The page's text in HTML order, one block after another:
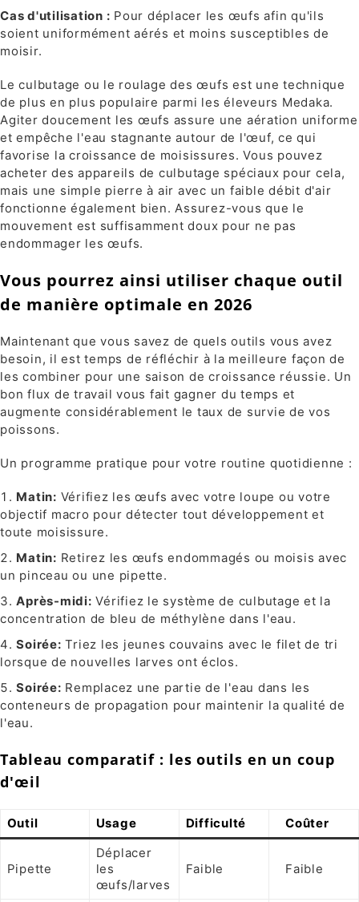
Cas d'utilisation : Pour déplacer les œufs afin qu'ils
soient uniformément aérés et moins susceptibles de
moisir.
Le culbutage ou le roulage des œufs est une technique
de plus en plus populaire parmi les éleveurs Medaka.
Agiter doucement les œufs assure une aération uniforme
et empêche l'eau stagnante autour de l'œuf, ce qui
favorise la croissance de moisissures. Vous pouvez
acheter des appareils de culbutage spéciaux pour cela,
mais une simple pierre à air avec un faible débit d'air
fonctionne également bien. Assurez-vous que le
mouvement est suffisamment doux pour ne pas
endommager les œufs.
Vous pourrez ainsi utiliser chaque outil
de manière optimale en 2026
Maintenant que vous savez de quels outils vous avez
besoin, il est temps de réfléchir à la meilleure façon de
les combiner pour une saison de croissance réussie. Un
bon flux de travail vous fait gagner du temps et
augmente considérablement le taux de survie de vos
poissons.
Un programme pratique pour votre routine quotidienne :
Matin: Vérifiez les œufs avec votre loupe ou votre
objectif macro pour détecter tout développement et
toute moisissure.
Matin: Retirez les œufs endommagés ou moisis avec
un pinceau ou une pipette.
Après-midi: Vérifiez le système de culbutage et la
concentration de bleu de méthylène dans l'eau.
Soirée: Triez les jeunes couvains avec le filet de tri
lorsque de nouvelles larves ont éclos.
Soirée: Remplacez une partie de l'eau dans les
conteneurs de propagation pour maintenir la qualité de
l'eau.
Tableau comparatif : les outils en un coup
d'œil
Outil Usage Difficulté Coûter
Pipette
Déplacer
les
œufs/larves
Faible Faible